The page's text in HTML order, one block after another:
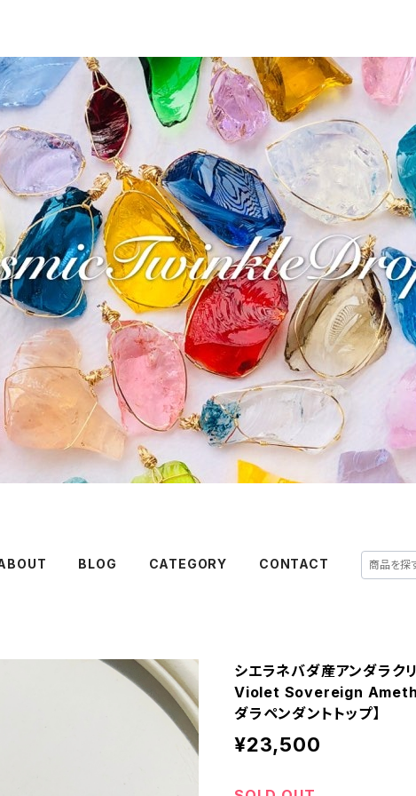
BLOG CATEGORY CONTACT
シエラネバダ産アンダラ
Violet Sovereign
ダラペンダントトップ】
¥23,500